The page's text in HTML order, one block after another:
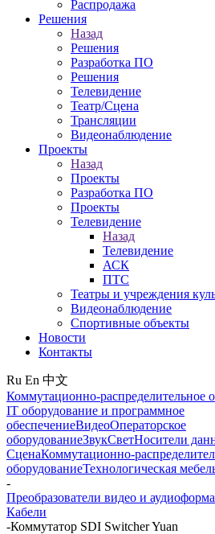
Распродажа
Решения
Назад
Решения
Разработка ПО
Решения
Телевидение
Театр/Сцена
Трансляции
Видеонаблюдение
Проекты
Назад
Проекты
Разработка ПО
Проекты
Телевидение
Назад
Телевидение
АСК
ПТС
Театры и учреждения
Видеонаблюдение
Спортивные объекты
Новости
Контакты
Ru En 中文
Коммутационно-распределительное
IT оборудование и программное
обеспечениеВидеоОператорское
оборудованиеЗвукСветНосители
СценаКоммутационно-
оборудованиеТехнологическая
-
Преобразователи видео и
Кабели
-Коммутатор SDI Switcher Yuan